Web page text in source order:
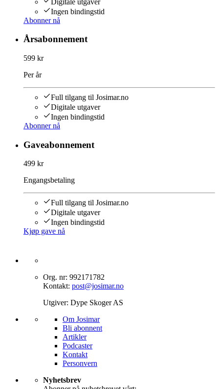
Ingen bindingstid
Abonner nå
Årsabonnement
599 kr
Per år
Full tilgang til Josimar.no
Digitale utgaver
Ingen bindingstid
Abonner nå
Gaveabonnement
499 kr
Engangsbetaling
Full tilgang til Josimar.no
Digitale utgaver
Ingen bindingstid
Kjøp gave nå
Org. nr: 992171782
Kontakt: post@josimar.no
Utgiver: Dype Skoger AS
Om J‌osimar ‍ ​‍​‍‌‍
Bli abonnent​​​​‌ ‍ ​‍​‍‌‍ ‌ ​‍‌‍‍‌‌‍‌ ‌‍‍‌‌‍ ‍​‍​‍​ ‍‍​‍​‍‌ ​ ‌‍​‌‌‍ ‍‌‍‍‌‌ ‌​‌ ‍‌​‍ ‍‌‍‍‌‌‍ ​‍​‍​‍ ​​‍​‍‌‍‍​‌ ​‍‌‍‌‌‌‍‌‍​‍​‍​ ‍‍​‍​‍‌‍‍​‌ ‌​‌ ‌​‌ ​​‌ ​ ​ ‍‍​‍ ​‍ ‌‍‌‌‌‍‌​‌‍‍‌‌ ‌​​‍ ‍‌‍‍‌‌‍‌​‌‍​‌‌‍‌ ‌ ​‍‌‍​‌‌‍ ‍‌‍‍‍‌‍​‌‌‍ ‍‌ ​ ‌‍‌‌‌‍ ‍​‍ ‍‌‍​ ‌‍ ‌‍ ‌​‍ ‌‍‍‌‌‍ ‍‌ ‌​‌‍‌‌‌‍ ‍‌ ‌​​‍ ‌‍‌‌‌‍‌​‌‍‍‌‌ ‌​​‍ ‌‍ ‌‌‍ ‌‍‌​‌‍‌‌​ ‌‌ ​​‌ ​‍‌‍‌‌‌ ​ ‌‍‌‌‌‍ ‍‌ ‌​‌‍​‌‌ ‌​‌‍‍‌‌‍ ‌‍ ‍​ ‍ ‌‍‍‌‌‍‌​​ ‌‌‍‌‍‌‍ ‌‍ ‌ ‌​‌‍‌‌‌ ​‍​ ‍ ‌ ‌​‌ ‍‌‌ ​​‌‍‌‌​ ‌‌‍‌‍‌‍ ‌‍ ‌ ‌​‌‍‌‌‌ ​‍​ ‍ ‌ ​​‌‍​‌‌ ‌​‌‍‍​​ ‌‌‍​ ‌‍ ‌‍ ​‌ ‌‌‌‍ ‌‌‍ ‍‌ ​ ​‍‌‌​ ‌‌‌​​‍‌‌ ‌‍‍ ‌‍‌‌‌ ‍‌​‍‌‌​ ​ ‌​‌​​‍‌‌​ ​ ‌​‌​​‍‌‌​ ​‍​ ​‍‌‍​‍​ ‍‌‌‍​ ‌‍‌‍‌‍​ ​ ​‌​ ‌​‌‍​‍‌‍‌‍​ ‍​​ ‌‌‌‍​‍​‍‌‌​ ​‍​ ​‍​‍‌‌​ ‌‌‌​‌​​‍ ‍‌‍​ ‌‍ ‌‍ ​‌ ‌‌‌‍ ‌‌‍ ‍‌​‍‌‌ ‌​‌‍‌‌‌‍ ‌‌ ​ ​‍‌‌​ ‌‌‌​​‍‌‌ ‌‍‍ ‌‍‌‌‌ ‍‌​‍‌‌​ ​ ‌​‌​​‍‌‌​ ​ ‌​‌​​‍‌‌​ ​‍​ ​‍‌‍​‌‌‍‌‍​ ‌‍​ ‌​‌‍‌‌​ ‍‌‌‍‌​‌‍​‍​ ‌ ‌‍​‌​ ‌ ​ ​​​‍‌‌​ ​‍​ ​‍​‍‌‌​ ‌‌‌​‌​​‍ ‍‌‍‍‌‌ ‌​‌‍‌‌‌‍ ‌‌ ​ ​‍‌‌​ ‌‌‌​​‍‌‌ ‌‍‍ ‌‍‌‌‌ ‍‌​‍‌‌​ ​ ‌​‌​​‍‌‌​ ​ ‌​‌​​‍‌‌​ ​‍​ ​‍‌‍‌‌‌‍​‌‌‍‌‌​ ‌‍‌‍​‍‌‍‌‌‌‍‌‌‌‍‌‍‌‍​‍​ ‍​​ ​ ​ ​ ​‍‌‌​ ​‍​ ​‍​‍‌‌​ ‌‌‌​‌​​‍ ‍‌‍ ​‌‍​‌‌‍​‍‌‍‌‌‌‍ ​​ ‌‍​‍‌‍​‌‌ ​ ‌‍‌‌‌‌‌‌‌ ​‍‌‍ ​​ ‌‌‍‍​‌ ‌​‌ ‌​‌ ​​‌ ​ ​‍‌‌​ ​ ‌​​‌​‍‌‌​ ​‍‌​‌‍​‍‌‌​ ​‍‌​‌‍‌‍‌‌‌‍‌​‌‍‍‌‌ ‌​​‍ ‍‌‍‍‌‌‍‌​‌‍​‌‌‍‌ ‌ ​‍‌‍​‌‌‍ ‍‌‍‍‍‌‍​‌‌‍ ‍‌ ​ ‌‍‌‌‌‍ ‍​‍ ‍‌‍​ ‌‍ ‌‍ ‌​‍‌‍‌‍‍‌‌‍‌​​ ‌‌‍‌‍‌‍ ‌‍ ‌ ‌​‌‍‌‌‌ ​‍​‍‌‍‌ ‌​‌ ‍‌‌ ​​‌‍‌‌​ ‌‌‍‌‍‌‍ ‌‍ ‌ ‌​‌‍‌‌‌ ​‍​‍‌‍‌ ​​‌‍​‌‌ ‌​‌‍‍​​ ‌‌‍​ ‌‍ ‌‍ ​‌ ‌‌‌‍ ‌‌‍ ‍‌ ​ ​‍‌‌​ ‌‌‌​​‍‌‌ ‌‍‍ ‌‍‌‌‌ ‍‌​‍‌‌​ ​ ‌​‌​​‍‌‌​ ​ ‌​‌​​‍‌‌​ ​‍​ ​‍‌‍​‍​ ‍‌‌‍​ ‌‍‌‍‌‍​ ​ ​‌​ ‌​‌‍​‍‌‍‌‍​ ‍​​ ‌‌‌‍​‍​‍‌‌​ ​‍​ ​‍​‍‌‌​ ‌‌‌​‌​​‍ ‍‌‍​ ‌‍ ‌‍ ​‌ ‌‌‌‍ ‌‌‍ ‍‌​‍‌‌ ‌​‌‍‌‌‌‍ ‌‌ ​ ​‍‌‌​ ‌‌‌​​‍‌‌ ‌‍‍ ‌‍‌‌‌ ‍‌​‍‌‌​ ​ ‌​‌​​‍‌‌​ ​ ‌​‌​​‍‌‌​ ​‍​ ​‍‌‍​‌‌‍‌‍​ ‌‍​ ‌​‌‍‌‌​ ‍‌‌‍‌​‌‍​‍​ ‌ ‌‍​‌​ ‌ ​ ​​​‍‌‌​ ​‍​ ​‍​‍‌‌​ ‌‌‌​‌​​‍ ‍‌‍‍‌‌ ‌​‌‍‌‌‌‍ ‌‌ ​ ​‍‌‌​ ‌‌‌​​‍‌‌ ‌‍‍ ‌‍‌‌‌ ‍‌​‍‌‌​ ​ ‌​‌​​‍‌‌​ ​ ‌​‌​​‍‌‌​ ​‍​ ​‍‌‍‌‌‌‍​‌‌‍‌‌​ ‌‍‌‍​‍‌‍‌‌‌‍‌‌‌‍‌‍‌‍​‍​ ‍​​ ​ ​ ​ ​‍‌‌​ ​‍​ ​‍​‍‌‌​ ‌‌‌​‌​​‍ ‍‌‍ ​‌‍​‌‌‍​‍‌‍‌‌‌‍ ​​‍‌‍‌ ​​‌‍‌‌‌ ​‍‌ ​ ‌ ​​‌‍‌‌‌‍​ ‌ ‌​‌‍‍‌‌ ‌‍‌‍‌‌​ ‌‌ ​​‌ ‌‌‌‍​‍‌‍ ​‌‍‍‌‌ ​ ‌‍‍​‌‍‌‌‌‍‌​​‍​‍‌ ‌
Artikler
Podcaster
Kontakt
Personvern​​​​‌ ‍ ​‍​‍‌‍ ‌ ​‍‌‍‍‌‌‍‌ ‌‍‍‌‌‍ ‍​‍​‍​ ‍‍​‍​‍‌ ​ ‌‍​‌‌‍ ‍‌‍‍‌‌ ‌​‌ ‍‌​‍ ‍‌‍‍‌‌‍ ​‍​‍​‍ ​​‍​‍‌‍‍​‌ ​‍‌‍‌‌‌‍‌‍​‍​‍​ ‍‍​‍​‍‌‍‍​‌ ‌​‌ ‌​‌ ​​‌ ​ ​ ‍‍​‍ ​‍ ‌‍‌‌‌‍‌​‌‍‍‌‌ ‌​​‍ ‍‌‍‍‌‌‍‌​‌‍​‌‌‍‌ ‌ ​‍‌‍​‌‌‍ ‍‌‍‍‍‌‍​‌‌‍ ‍‌ ​ ‌‍‌‌‌‍ ‍​‍ ‍‌‍​ ‌‍ ‌‍ ‌​‍ ‌‍‍‌‌‍ ‍‌ ‌​‌‍‌‌‌‍ ‍‌ ‌​​‍ ‌‍‌‌‌‍‌​‌‍‍‌‌ ‌​​‍ ‌‍ ‌‌‍ ‌‍‌​‌‍‌‌​ ‌‌ ​​‌ ​‍‌‍‌‌‌ ​ ‌‍‌‌‌‍ ‍‌ ‌​‌‍​‌‌ ‌​‌‍‍‌‌‍ ‌‍ ‍​ ‍ ‌‍‍‌‌‍‌​​ ‌‌‍‌‍‌‍ ‌‍ ‌ ‌​‌‍‌‌‌ ​‍​ ‍ ‌ ‌​‌ ‍‌‌ ​​‌‍‌‌​ ‌‌‍‌‍‌‍ ‌‍ ‌ ‌​‌‍‌‌‌ ​‍​ ‍ ‌ ​​‌‍​‌‌ ‌​‌‍‍​​ ‌‌‍​ ‌‍ ‌‍ ​‌ ‌‌‌‍ ‌‌‍ ‍‌ ​ ​‍‌‌​ ‌‌‌​​‍‌‌ ‌‍‍ ‌‍‌‌‌ ‍‌​‍‌‌​ ​ ‌​‌​​‍‌‌​ ​ ‌​‌​​‍‌‌​ ​‍​ ​‍‌‍​‍​ ‍‌‌‍​ ‌‍‌‍‌‍​ ​ ​‌​ ‌​‌‍​‍‌‍‌‍​ ‍​​ ‌‌‌‍​‍​‍‌‌​ ​‍​ ​‍​‍‌‌​ ‌‌‌​‌​​‍ ‍‌‍​ ‌‍ ‌‍ ​‌ ‌‌‌‍ ‌‌‍ ‍‌​‍‌‌ ‌​‌‍‌‌‌‍ ‌‌ ​ ​‍‌‌​ ‌‌‌​​‍‌‌ ‌‍‍ ‌‍‌‌‌ ‍‌​‍‌‌​ ​ ‌​‌​​‍‌‌​ ​ ‌​‌​​‍‌‌​ ​‍​ ​‍‌‍​‌‌‍‌‍​ ‌‍​ ‌​‌‍‌‌​ ‍‌‌‍‌​‌‍​‍​ ‌ ‌‍​‌​ ‌ ​ ​​​‍‌‌​ ​‍​ ​‍​‍‌‌​ ‌‌‌​‌​​‍ ‍‌‍‍‌‌ ‌​‌‍‌‌‌‍ ‌‌ ​ ​‍‌‌​ ‌‌‌​​‍‌‌ ‌‍‍ ‌‍‌‌‌ ‍‌​‍‌‌​ ​ ‌​‌​​‍‌‌​ ​ ‌​‌​​‍‌‌​ ​‍​ ​‍​ ‌‌‌‍​ ‌‍‌​​ ​‍​ ‍‌​ ​‍​ ​‌‌‍‌​​ ‌‍‌‍‌‌​ ‌‌​ ‌‍​‍‌‌​ ​‍​ ​‍​‍‌‌​ ‌‌‌​‌​​‍ ‍‌‍ ​‌‍​‌‌‍​‍‌‍‌‌‌‍ ​​ ‌‍​‍‌‍​‌‌ ​ ‌‍‌‌‌‌‌‌‌ ​‍‌‍ ​​ ‌‌‍‍​‌ ‌​‌ ‌​‌ ​​‌ ​ ​‍‌‌​ ​ ‌​​‌​‍‌‌​ ​‍‌​‌‍​‍‌‌​ ​‍‌​‌‍‌‍‌‌‌‍‌​‌‍‍‌‌ ‌​​‍ ‍‌‍‍‌‌‍‌​‌‍​‌‌‍‌ ‌ ​‍‌‍​‌‌‍ ‍‌‍‍‍‌‍​‌‌‍ ‍‌ ​ ‌‍‌‌‌‍ ‍​‍ ‍‌‍​ ‌‍ ‌‍ ‌​‍‌‍‌‍‍‌‌‍‌​​ ‌‌‍‌‍‌‍ ‌‍ ‌ ‌​‌‍‌‌‌ ​‍​‍‌‍‌ ‌​‌ ‍‌‌ ​​‌‍‌‌​ ‌‌‍‌‍‌‍ ‌‍ ‌ ‌​‌‍‌‌‌ ​‍​‍‌‍‌ ​​‌‍​‌‌ ‌​‌‍‍​​ ‌‌‍​ ‌‍ ‌‍ ​‌ ‌‌‌‍ ‌‌‍ ‍‌ ​ ​‍‌‌​ ‌‌‌​​‍‌‌ ‌‍‍ ‌‍‌‌‌ ‍‌​‍‌‌​ ​ ‌​‌​​‍‌‌​ ​ ‌​‌​​‍‌‌​ ​‍​ ​‍‌‍​‍​ ‍‌‌‍​ ‌‍‌‍‌‍​ ​ ​‌​ ‌​‌‍​‍‌‍‌‍​ ‍​​ ‌‌‌‍​‍​‍‌‌​ ​‍​ ​‍​‍‌‌​ ‌‌‌​‌​​‍ ‍‌‍​ ‌‍ ‌‍ ​‌ ‌‌‌‍ ‌‌‍ ‍‌​‍‌‌ ‌​‌‍‌‌‌‍ ‌‌ ​ ​‍‌‌​ ‌‌‌​​‍‌‌ ‌‍‍ ‌‍‌‌‌ ‍‌​‍‌‌​ ​ ‌​‌​​‍‌‌​ ​ ‌​‌​​‍‌‌​ ​‍​ ​‍‌‍​‌‌‍‌‍​ ‌‍​ ‌​‌‍‌‌​ ‍‌‌‍‌​‌‍​‍​ ‌ ‌‍​‌​ ‌ ​ ​​​‍‌‌​ ​‍​ ​‍​‍‌‌​ ‌‌‌​‌​​‍ ‍‌‍‍‌‌ ‌​‌‍‌‌‌‍ ‌‌ ​ ​‍‌‌​ ‌‌‌​​‍‌‌ ‌‍‍ ‌‍‌‌‌ ‍‌​‍‌‌​ ​ ‌​‌​​‍‌‌​ ​ ‌​‌​​‍‌‌​ ​‍​ ​‍​ ‌‌‌‍​ ‌‍‌​​ ​‍​ ‍‌​ ​‍​ ​‌‌‍‌​​ ‌‍‌‍‌‌​ ‌‌​ ‌‍​‍‌‌​ ​‍​ ​‍​‍‌‌​ ‌‌‌​‌​​‍ ‍‌‍ ​‌‍​‌‌‍​‍‌‍‌‌‌‍ ​​‍‌‍‌ ​​‌‍‌‌‌ ​‍‌ ​ ‌ ​​‌‍‌‌‌‍​ ‌ ‌​‌‍‍‌‌ ‌‍‌‍‌‌​ ‌‌ ​​‌ ‌‌‌‍​‍‌‍ ​‌‍‍‌‌ ​ ‌‍‍​‌‍‌‌‌‍‌​​‍​‍‌ ‌
Nyhetsbrev